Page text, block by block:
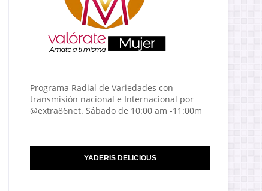
Programa Radial de Variedades con
transmisión nacional e Internacional por
@extra86net. Sábado de 10:00 am -11:00m
YADERIS DELICIOUS